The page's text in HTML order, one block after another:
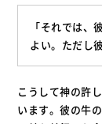
「それでは、
よい。ただし
こうして神の許
います。彼の牛